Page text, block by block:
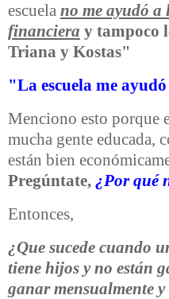
escuela no me ayudó
financiera y tampoco
Triana y Kostas"
"La escuela me
Menciono esto porque
mucha gente educada,
están bien
Pregúntate, ¿Por qué
Entonces,
¿Que sucede cuando
tiene hijos y no están
ganar mensualmente